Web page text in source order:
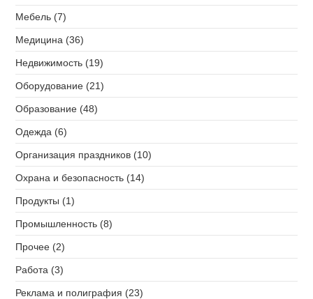
Мебель (7)
Медицина (36)
Недвижимость (19)
Оборудование (21)
Образование (48)
Одежда (6)
Организация праздников (10)
Охрана и безопасность (14)
Продукты (1)
Промышленность (8)
Прочее (2)
Работа (3)
Реклама и полиграфия (23)